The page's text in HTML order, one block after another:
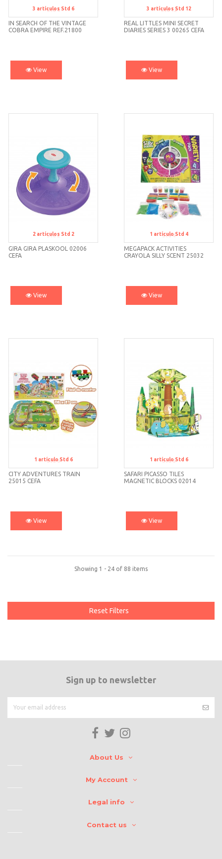
Std 6
IN SEARCH OF THE VINTAGE
COBRA EMPIRE REF.21800
3 artículos Std 6
View
Std 12
REAL LITTLES MINI SECRET
DIARIES SERIES 3 00265 CEFA
3 artículos Std 12
View
Std 2
GIRA GIRA PLASKOOL 02006
CEFA
2 artículos Std 2
View
Std 4
MEGAPACK ACTIVITIES
CRAYOLA SILLY SCENT 25032
1 artículoStd 4
View
Std 6
CITY ADVENTURES TRAIN
25015 CEFA
1 artículoStd 6
View
Std 6
SAFARI PICASSO TILES
MAGNETIC BLOCKS 02014
1 artículoStd 6
View
Showing 1 - 24 of 88 items
Reset Filters
Sign up to newsletter
About Us
My Account
Legal info
Contact us